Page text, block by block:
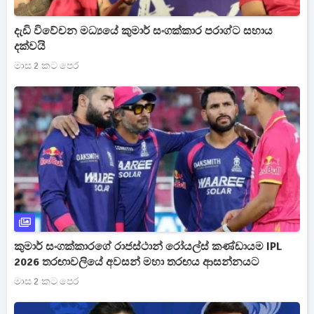
දැඩි විවේචන මධ්‍යයේ කුමාර් සංගක්කාර පරාග්ට සහාය
දක්වයි
මාස 2 කට පෙර
කුමාර් සංගක්කාරගේ රාජස්ථාන් රෝයල්ස් කණ්ඩායම IPL
2026 තරඟාවලියේ අවසන් මහා තරඟය ආසන්නයට
මාස 2 කට පෙර